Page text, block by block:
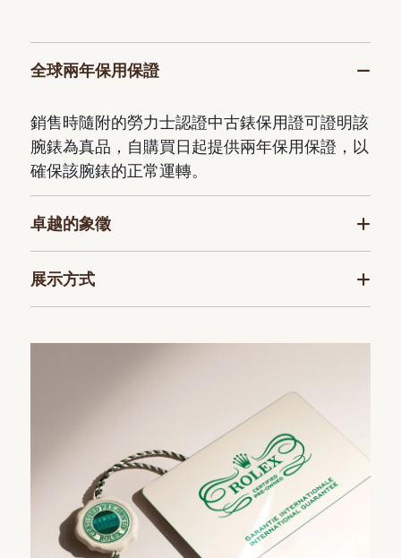
全球兩年保用保證
銷售時隨附的勞力士認證中古錶保用證可證明該
腕錶為真品，自購買日起提供兩年保用保證，以
確保該腕錶的正常運轉。
卓越的象徵
展示方式